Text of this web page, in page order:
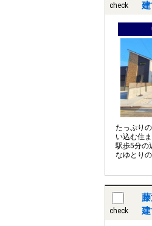
check
たっぷり
い込む住
駅歩5分の
なゆとり
check